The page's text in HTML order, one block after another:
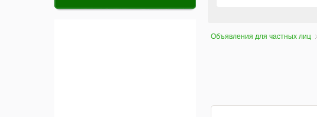
Объявления для частных лиц